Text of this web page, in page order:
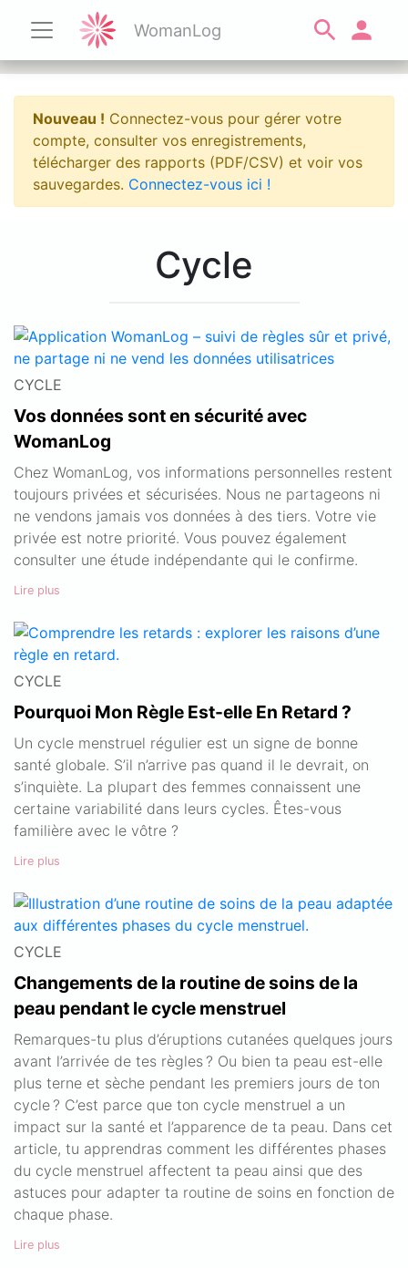
WomanLog
Nouveau ! Connectez-vous pour gérer votre
compte, consulter vos enregistrements,
télécharger des rapports (PDF/CSV) et voir vos
sauvegardes. Connectez-vous ici !
Cycle
CYCLE
Vos données sont en sécurité avec
WomanLog
Chez WomanLog, vos informations personnelles restent
toujours privées et sécurisées. Nous ne partageons ni
ne vendons jamais vos données à des tiers. Votre vie
privée est notre priorité. Vous pouvez également
consulter une étude indépendante qui le confirme.
Lire plus
CYCLE
Pourquoi Mon Règle Est-elle En Retard ?
Un cycle menstruel régulier est un signe de bonne
santé globale. S’il n’arrive pas quand il le devrait, on
s’inquiète. La plupart des femmes connaissent une
certaine variabilité dans leurs cycles. Êtes-vous
familière avec le vôtre ?
Lire plus
CYCLE
Changements de la routine de soins de la
peau pendant le cycle menstruel
Remarques-tu plus d’éruptions cutanées quelques jours
avant l’arrivée de tes règles ? Ou bien ta peau est-elle
plus terne et sèche pendant les premiers jours de ton
cycle ? C’est parce que ton cycle menstruel a un
impact sur la santé et l’apparence de ta peau. Dans cet
article, tu apprendras comment les différentes phases
du cycle menstruel affectent ta peau ainsi que des
astuces pour adapter ta routine de soins en fonction de
chaque phase.
Lire plus